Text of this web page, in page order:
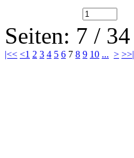
Seiten: 7 / 34
|<< <1 2 3 4 5 6 7 8 9 10 ... > >>|